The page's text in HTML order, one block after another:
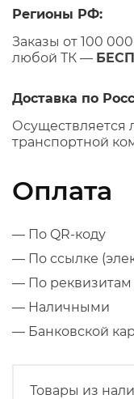
Регионы РФ:
Заказы от 100
любой ТК —
Доставка по
Осуществляется
транспортной
Оплата
— По QR-коду
— По ссылке
— По реквизитам
— Наличными
— Банковской
Товары из